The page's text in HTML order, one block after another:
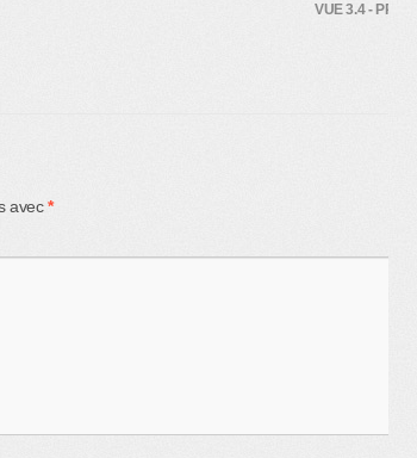
VUE 3.4 -
avec*